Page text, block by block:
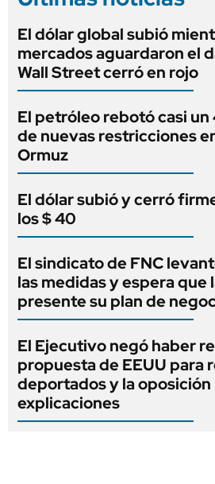
El dólar global subió
mercados aguardaron el
Wall Street cerró en rojo
El petróleo rebotó casi un
de nuevas restricciones
Ormuz
El dólar subió y cerró
los $ 40
El sindicato de FNC
las medidas y espera que
presente su plan de
El Ejecutivo negó haber
propuesta de EEUU para
deportados y la oposición
explicaciones